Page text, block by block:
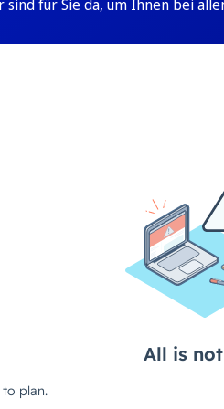
sind für Sie da, um Ihnen bei